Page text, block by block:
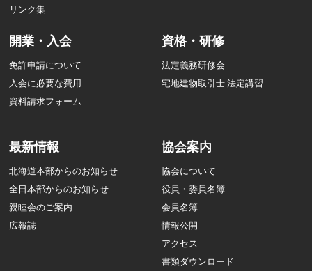
リンク集
開業・入会
免許申請について
入会に必要な費用
資料請求フォーム
資格・研修
法定義務研修会
宅地建物取引士 法定講習
最新情報
北海道本部からのお知らせ
全日本部からのお知らせ
親睦会のご案内
広報誌
協会案内
協会について
役員・委員名簿
会員名簿
情報公開
アクセス
書類ダウンロード